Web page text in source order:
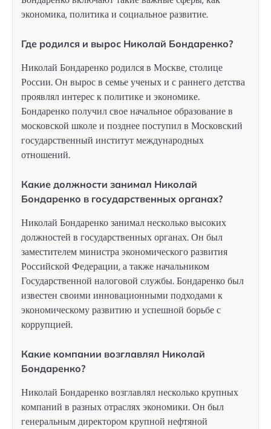
экономика, политика и социальное развитие.
Где родился и вырос Николай Бондаренко?
Николай Бондаренко родился в Москве, столице
России. Он вырос в семье ученых и с раннего детства
проявлял интерес к политике и экономике.
Бондаренко получил свое начальное образование в
московской школе и позднее поступил в Московский
государственный институт международных
отношений.
Какие должности занимал Николай
Бондаренко в государственных органах?
Николай Бондаренко занимал несколько высоких
должностей в государственных органах. Он был
заместителем министра экономического развития
Российской Федерации, а также начальником
Государственной налоговой службы. Бондаренко был
известен своими инновационными подходами к
экономическому развитию и успешной борьбе с
коррупцией.
Какие компании возглавлял Николай
Бондаренко?
Николай Бондаренко возглавлял несколько крупных
компаний в разных отраслях экономики. Он был
генеральным директором крупной нефтяной